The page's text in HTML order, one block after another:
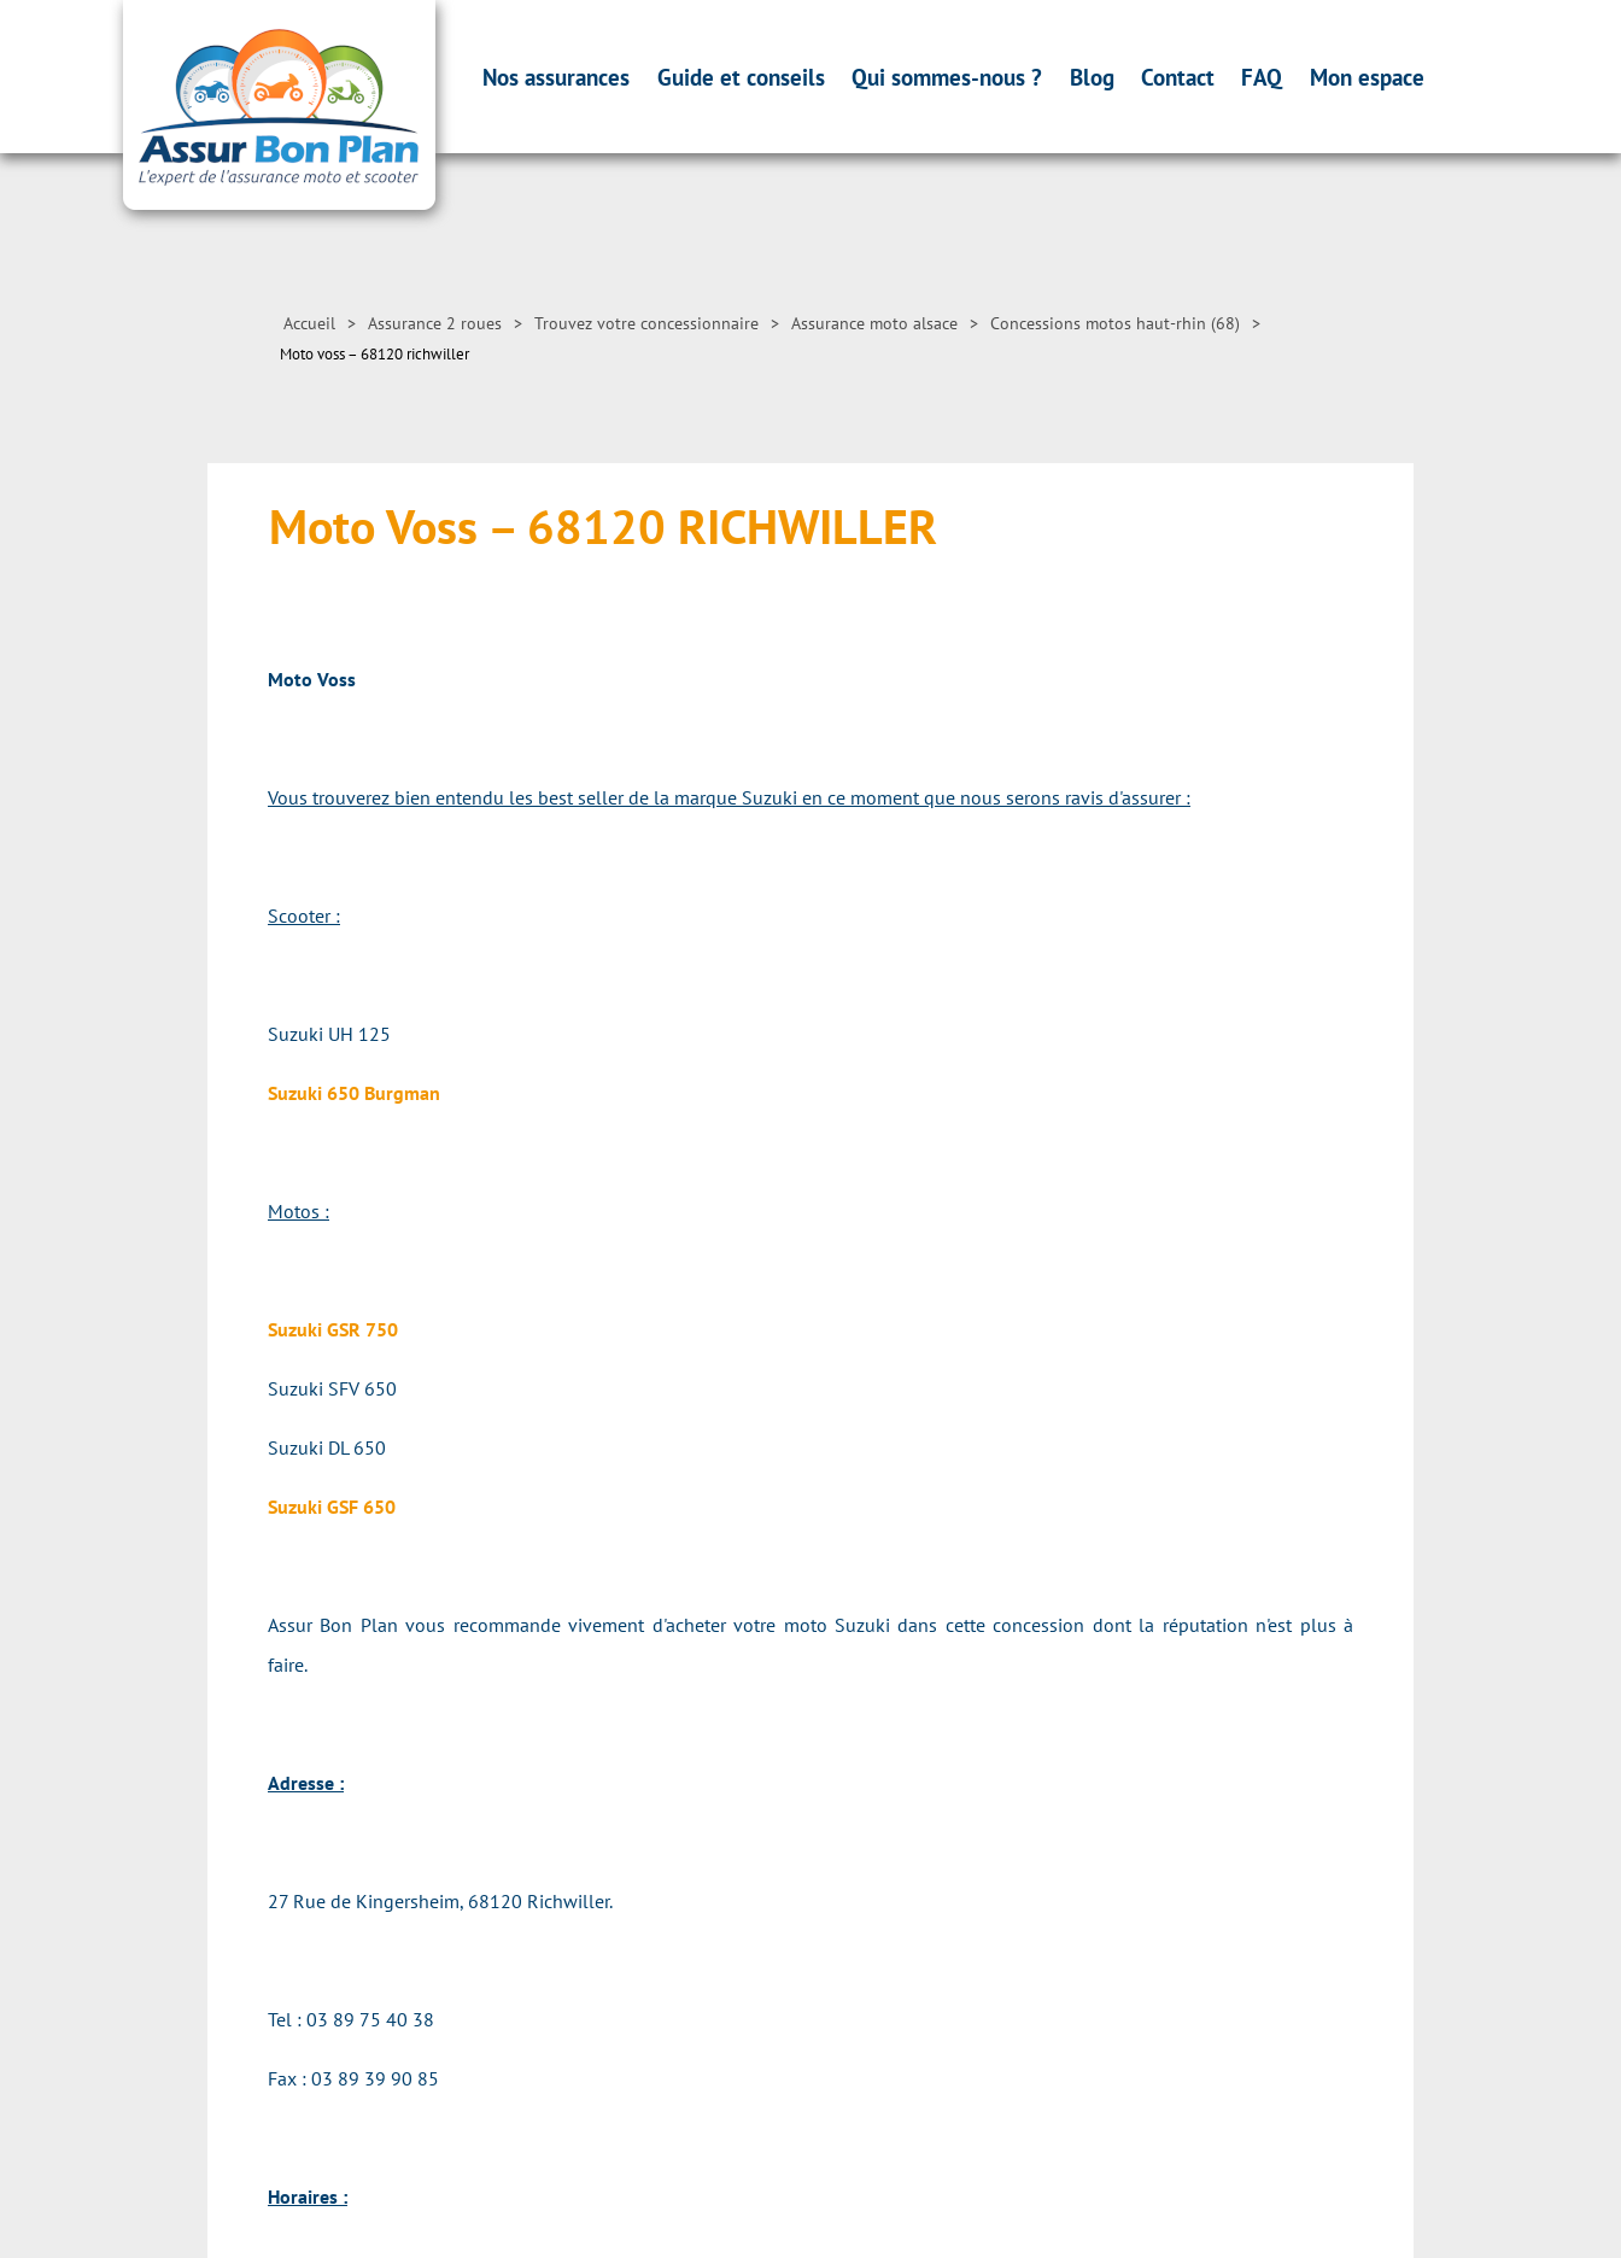
Nos assurances Guide et conseils Qui sommes-nous ? Blog Contact FAQ Mon espace
Accueil > Assurance 2 roues > Trouvez votre concessionnaire > Assurance moto alsace > Concessions motos haut-rhin (68) >
Moto voss – 68120 richwiller
Moto Voss – 68120 RICHWILLER
Moto Voss
Vous trouverez bien entendu les best seller de la marque Suzuki en ce moment que nous serons ravis d'assurer :
Scooter :
Suzuki UH 125
Suzuki 650 Burgman
Motos :
Suzuki GSR 750
Suzuki SFV 650
Suzuki DL 650
Suzuki GSF 650
Assur Bon Plan vous recommande vivement d'acheter votre moto Suzuki dans cette concession dont la réputation n'est plus à
faire.
Adresse :
27 Rue de Kingersheim, 68120 Richwiller.
Tel : 03 89 75 40 38
Fax : 03 89 39 90 85
Horaires :